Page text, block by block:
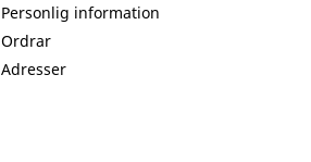
Personlig information
Ordrar
Adresser